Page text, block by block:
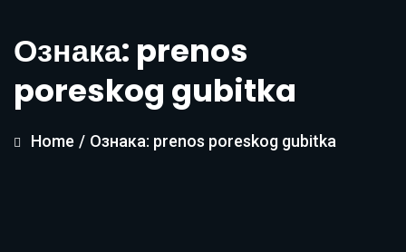
Ознака: prenos
poreskog gubitka
Home / Ознака: prenos poreskog gubitka